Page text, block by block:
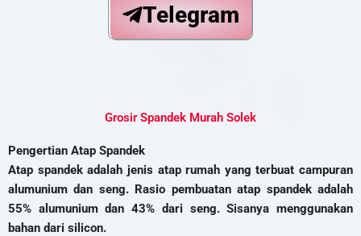
Telegram
Grosir Spandek Murah Solek
Pengertian Atap Spandek
Atap spandek adalah jenis atap rumah yang terbuat campuran
alumunium dan seng. Rasio pembuatan atap spandek adalah
55% alumunium dan 43% dari seng. Sisanya menggunakan
bahan dari silicon.